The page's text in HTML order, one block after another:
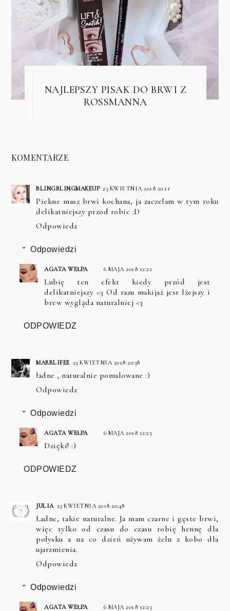
NAJLEPSZY PISAK DO BRWI Z
ROSSMANNA
KOMENTARZE
BLINGBLINGMAKEUP 23 KWIETNIA 2018 20:11
Piekne masz brwi kochana, ja zaczelam w tym roku
delikatniejszy przod robic :D
Odpowiedz
Odpowiedzi
AGATA WEŁPA 6 MAJA 2018 12:22
Lubię ten efekt kiedy przód jest
delikatniejszy <3 Od razu makijaż jest lżejszy i
brew wygląda naturalniej <3
ODPOWIEDZ
MARRLIFEE 23 KWIETNIA 2018 20:38
ładne , naturalnie pomalowane :)
Odpowiedz
Odpowiedzi
AGATA WEŁPA 6 MAJA 2018 12:23
Dzięki! :)
ODPOWIEDZ
JULIA 23 KWIETNIA 2018 20:48
Ładne, takie naturalne. Ja mam czarne i gęste brwi,
więc tylko od czasu do czasu robię hennę dla
połysku a na co dzień używam żelu z kobo dla
ujarzmienia.
Odpowiedz
Odpowiedzi
AGATA WEŁPA 6 MAJA 2018 12:23